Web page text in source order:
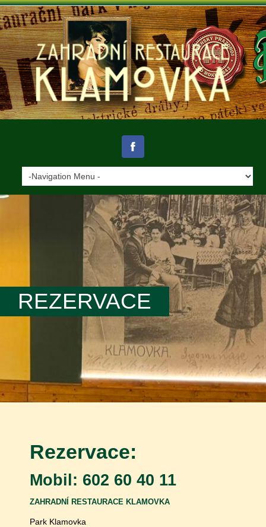
REZERVACE
Rezervace:
Mobil: 602 60 40 11
ZAHRADNÍ RESTAURACE KLAMOVKA
Park Klamovka